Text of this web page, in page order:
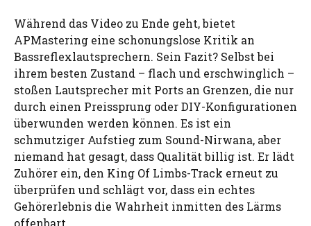
Während das Video zu Ende geht, bietet
APMastering eine schonungslose Kritik an
Bassreflexlautsprechern. Sein Fazit? Selbst bei
ihrem besten Zustand – flach und erschwinglich –
stoßen Lautsprecher mit Ports an Grenzen, die nur
durch einen Preissprung oder DIY-Konfigurationen
überwunden werden können. Es ist ein
schmutziger Aufstieg zum Sound-Nirwana, aber
niemand hat gesagt, dass Qualität billig ist. Er lädt
Zuhörer ein, den King Of Limbs-Track erneut zu
überprüfen und schlägt vor, dass ein echtes
Gehörerlebnis die Wahrheit inmitten des Lärms
offenbart.